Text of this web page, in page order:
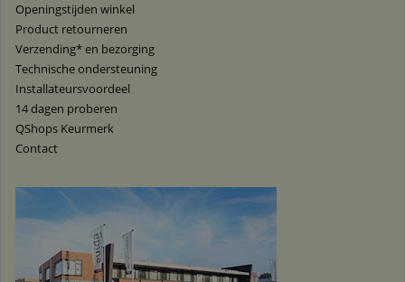
Openingstijden winkel
Product retourneren
Verzending* en bezorging
Technische ondersteuning
Installateursvoordeel
14 dagen proberen
QShops Keurmerk
Contact